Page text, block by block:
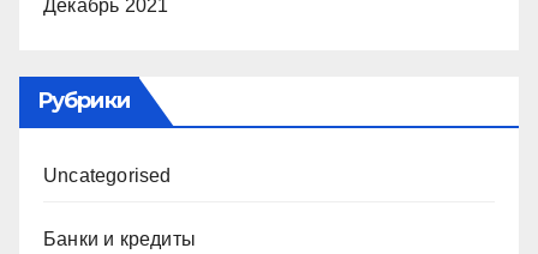
Декабрь 2021
Рубрики
Uncategorised
Банки и кредиты